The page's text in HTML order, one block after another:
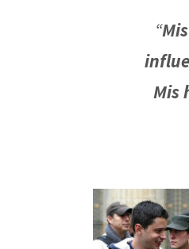
“
Mis